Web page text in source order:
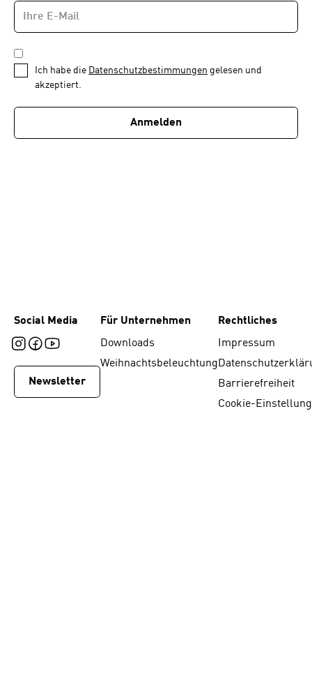
Newsletter
1
von
E-
MAIL-
ADRESSE
DATENSCHUTZBESTIMMUNGEN
*
Ich habe die Datenschutzbestimmungen gelesen und
akzeptiert.
Anmelden
Social Media
Newsletter
Für Unternehmen
Downloads
Weihnachtsbeleuchtung
Rechtliches
Impressum
Barrierefreiheit
Cookie-